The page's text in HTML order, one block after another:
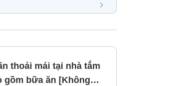
thoải mái tại nhà tắm
gồm bữa ăn [Không